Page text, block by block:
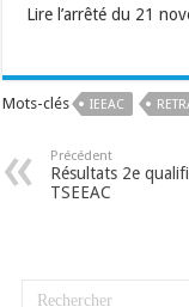
Lire l’arrêté du 21
Mots-clés IEEAC
Précédent
Résultats 2e
TSEEAC